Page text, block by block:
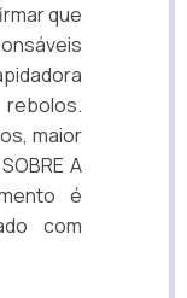
que
maior
A
é
com